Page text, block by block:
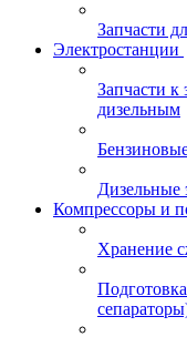
Запчасти
Электростанции
Запчасти к
дизельным
Дизельные
Компрессоры и
Хранение